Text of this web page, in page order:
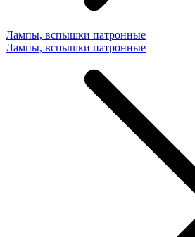
Лампы, вспышки патронные
Лампы, вспышки патронные